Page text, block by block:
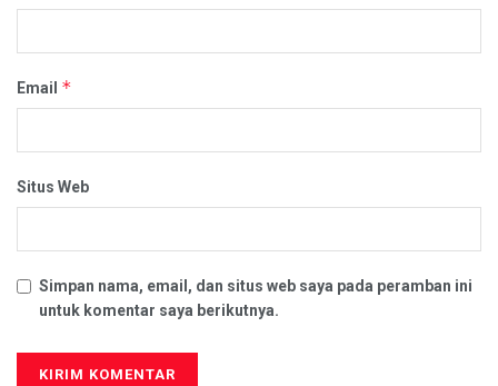
Email *
Situs Web
Simpan nama, email, dan situs web saya pada peramban ini
untuk komentar saya berikutnya.